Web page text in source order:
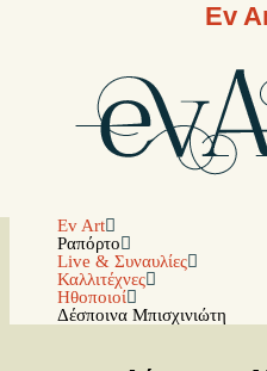
Ev
Ev Art
Ραπόρτο
Live & Συναυλίες
Καλλιτέχνες
Ηθοποιοί
Δέσποινα Μπισχινιώτη